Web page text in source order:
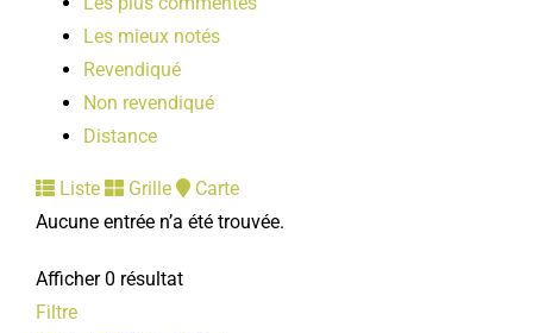
Les mieux notés
Revendiqué
Non revendiqué
Distance
Liste Grille
Carte
Aucune entrée n’a été trouvée.
Afficher 0 résultat
Filtre